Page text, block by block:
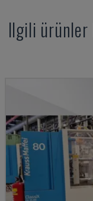
Ilgili ürünler